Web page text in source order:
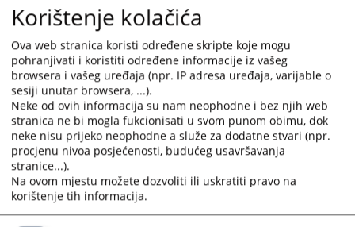
3099 PREGLEDA
Korištenje kolačića
Ova web stranica koristi određene skripte koje mogu
pohranjivati i koristiti određene informacije iz vašeg
browsera i vašeg uređaja (npr. IP adresa uređaja, varijable o
sesiji unutar browsera, ...).
Neke od ovih informacija su nam neophodne i bez njih web
stranica ne bi mogla fukcionisati u svom punom obimu, dok
neke nisu prijeko neophodne a služe za dodatne stvari (npr.
procjenu nivoa posjećenosti, budućeg usavršavanja
stranice...).
Na ovom mjestu možete dozvoliti ili uskratiti pravo na
korištenje tih informacija.